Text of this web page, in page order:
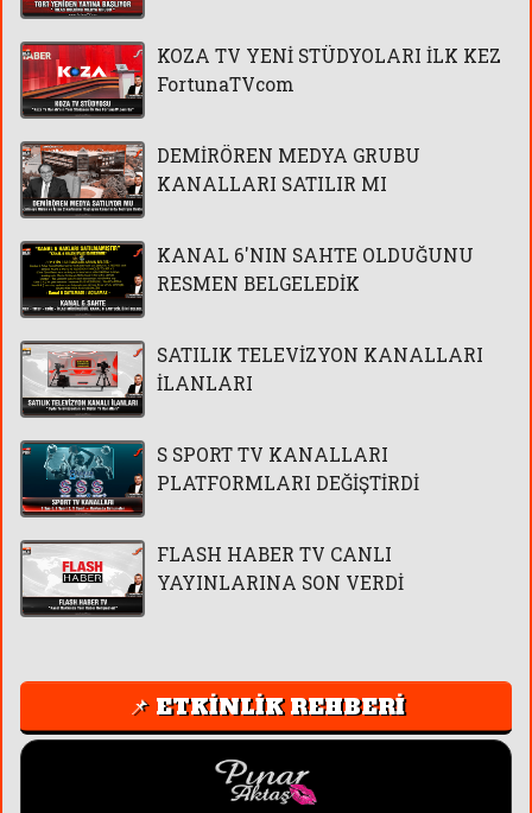
KOZA TV YENİ STÜDYOLARI İLK KEZ
FortunaTVcom
DEMİRÖREN MEDYA GRUBU
KANALLARI SATILIR MI
KANAL 6'NIN SAHTE OLDUĞUNU
RESMEN BELGELEDİK
SATILIK TELEVİZYON KANALLARI
İLANLARI
S SPORT TV KANALLARI
PLATFORMLARI DEĞİŞTİRDİ
FLASH HABER TV CANLI
YAYINLARINA SON VERDİ
📌 ETKİNLİK REHBERİ